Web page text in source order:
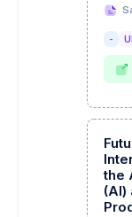
-
the
(AI)